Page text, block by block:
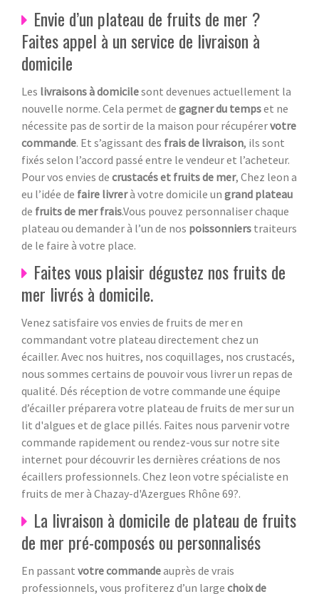
Envie d’un plateau de fruits de mer ?
Faites appel à un service de livraison à
domicile
Les livraisons à domicilesont devenues actuellement la
nouvelle norme. Cela permet de gagner du tempset ne
nécessite pas de sortir de la maison pour récupérervotre
commande. Et s’agissant des frais de livraison, ils sont
fixés selon l’accord passé entre le vendeur et l’acheteur.
Pour vos envies de crustacés et fruits de mer, Chez leon a
eu l’idée de faire livrerà votre domicile un grand plateau
de fruits de mer frais.Vous pouvez personnaliser chaque
plateau ou demander à l’un de nos poissonniers traiteurs
de le faire à votre place.
Faites vous plaisir dégustez nos fruits de
mer livrés à domicile.
Venez satisfaire vos envies de fruits de mer en
commandant votre plateau directement chez un
écailler. Avec nos huitres, nos coquillages, nos crustacés,
nous sommes certains de pouvoir vous livrer un repas de
qualité. Dés réception de votre commande une équipe
d’écailler préparera votre plateau de fruits de mer sur un
lit d'algues et de glace pillés. Faites nous parvenir votre
commande rapidement ou rendez-vous sur notre site
internet pour découvrir les dernières créations de nos
écaillers professionnels. Chez leon votre spécialiste en
fruits de mer à Chazay-d'Azergues Rhône 69?.
La livraison à domicile de plateau de fruits
de mer pré-composés ou personnalisés
En passant votre commandeauprès de vrais
professionnels, vous profiterez d’un large choix de